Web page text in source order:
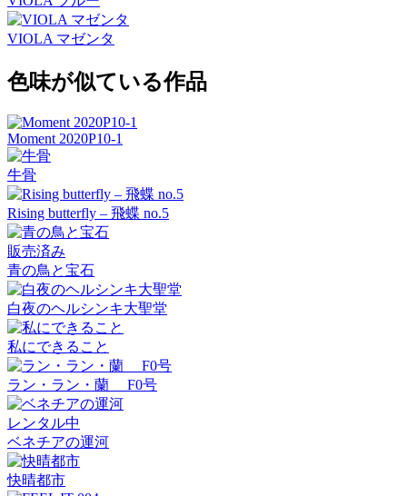
VIOLA マゼンタ
色味が似ている作品
Moment 2020P10-1
牛骨
Rising butterfly – 飛蝶 no.5
販売済み
青の鳥と宝石
白夜のヘルシンキ大聖堂
私にできること
ラン・ラン・蘭 F0号
レンタル中
ベネチアの運河
快晴都市